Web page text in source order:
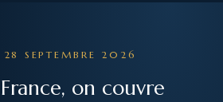
SEPTEMBRE 2026
on couvre